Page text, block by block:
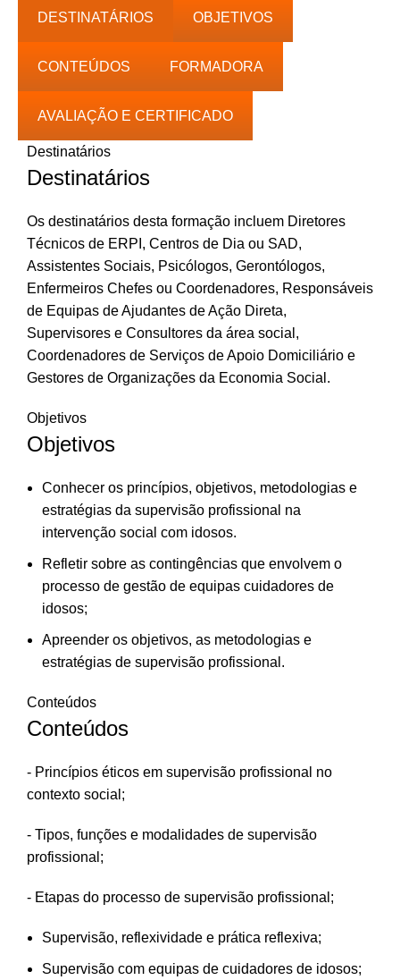
a
50.00€
DESTINATÁRIOS OBJETIVOS
CONTEÚDOS FORMADORA
AVALIAÇÃO E CERTIFICADO
Destinatários
Destinatários
Os destinatários desta formação incluem Diretores
Técnicos de ERPI, Centros de Dia ou SAD,
Assistentes Sociais, Psicólogos, Gerontólogos,
Enfermeiros Chefes ou Coordenadores, Responsáveis
de Equipas de Ajudantes de Ação Direta,
Supervisores e Consultores da área social,
Coordenadores de Serviços de Apoio Domiciliário e
Gestores de Organizações da Economia Social.
Objetivos
Objetivos
Conhecer os princípios, objetivos, metodologias e
estratégias da supervisão profissional na
intervenção social com idosos.
Refletir sobre as contingências que envolvem o
processo de gestão de equipas cuidadores de
idosos;
Apreender os objetivos, as metodologias e
estratégias de supervisão profissional.
Conteúdos
Conteúdos
- Princípios éticos em supervisão profissional no
contexto social;
- Tipos, funções e modalidades de supervisão
profissional;
- Etapas do processo de supervisão profissional;
Supervisão, reflexividade e prática reflexiva;
Supervisão com equipas de cuidadores de idosos;